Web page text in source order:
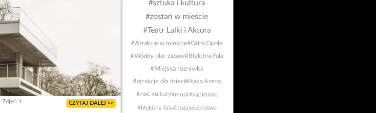
Zdjęć: 1 CZYTAJ DALEJ >>
#sztuka i kultura
#zostań w mieście
#Teatr Lalki i Aktora
#Atrakcje w mieście#Odra Opole
#Wodny plac zabaw#Błękitna Fala
#Miejska rozrywka
#atrakcje dla dzieci#Itaka Arena
#noc kultury#mosir#kąpielisko
#błękitna-fala#bezpieczeństwo